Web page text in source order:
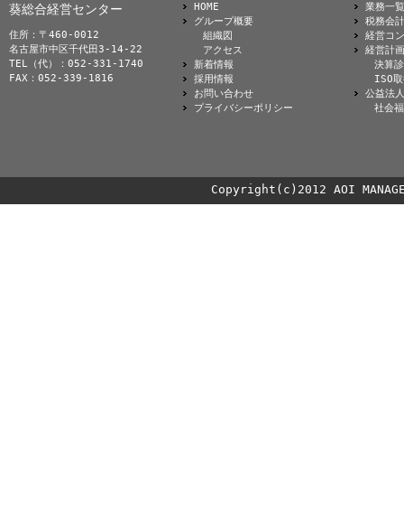
葵総合経営センター
住所：〒460-0012
名古屋市中区千代田3-14-22
TEL（代）：052-331-1740
FAX：052-339-1816
HOME
グループ概要
組織図
アクセス
新着情報
採用情報
お問い合わせ
プライバシーポリシー
業務一覧
税務会計
経営コ
経営計画
決算
ISO
公益法
社会
Copyright(c)2012 AOI